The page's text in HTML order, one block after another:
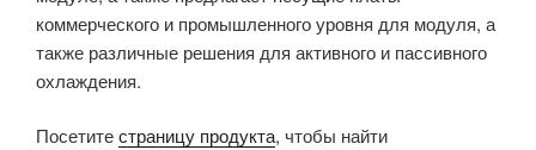
коммерческого и промышленного уровня для модуля, а
также различные решения для активного и пассивного
охлаждения.
Посетитестраницу продукта, чтобы найти